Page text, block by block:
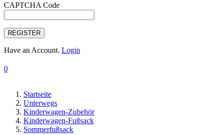
CAPTCHA Code
REGISTER
Have an Account. Login
0
Startseite
Unterwegs
Kinderwagen-Zubehör
Kinderwagen-Fußsack
Sommerfußsack